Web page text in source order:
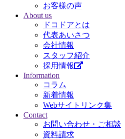
お客様の声
About us
ドコドアとは
代表あいさつ
会社情報
スタッフ紹介
採用情報
Information
コラム
新着情報
Webサイトリンク集
Contact
お問い合わせ・ご相談
資料請求